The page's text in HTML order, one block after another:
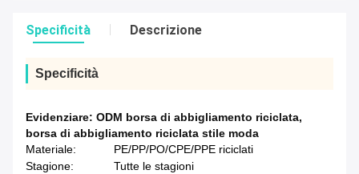
Specificità Descrizione
Specificità
Evidenziare: ODM borsa di abbigliamento riciclata,
borsa di abbigliamento riciclata stile moda
Materiale:
PE/PP/PO/CPE/PPE riciclati
Stagione:
Tutte le stagioni